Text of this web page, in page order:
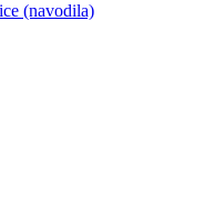
(navodila)